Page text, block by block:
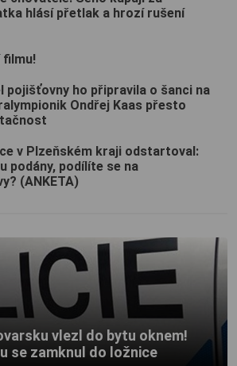
hlásí přetlak a hrozí rušení
filmu!
pojišťovny ho připravila o šanci na
Ondřej Kaas přesto
v Plzeňském kraji odstartoval:
podány, podílíte se na
(ANKETA)
vlezl do bytu oknem!
se zamknul do ložnice